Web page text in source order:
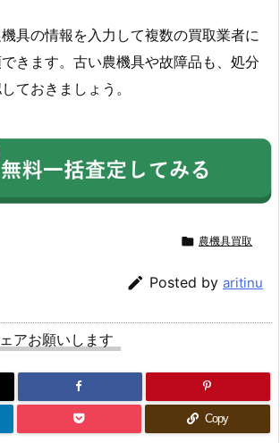
具の情報を入力して複数の買取業者に
きます。古い農機具や故障品も、処分
ておきましょう。
 農機具買取
 Posted by aritinu
アお願いします
Copy